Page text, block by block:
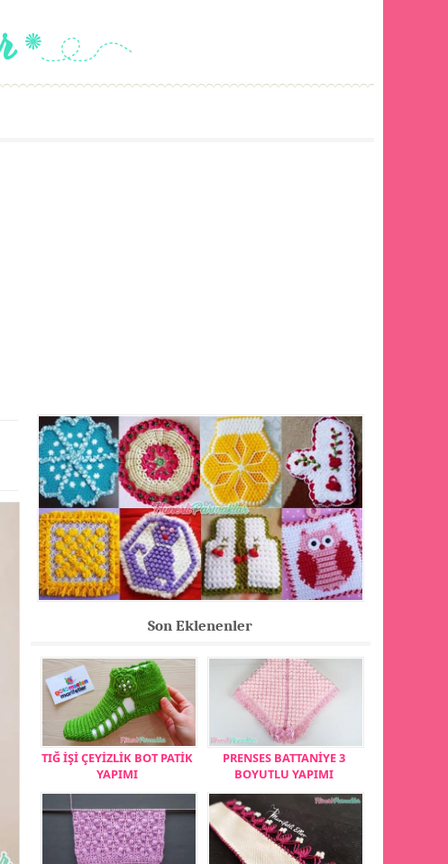
Son Eklenenler
TIĞ İŞİ ÇEYİZLİK BOT PATİK
YAPIMI
PRENSES BATTANİYE 3
BOYUTLU YAPIMI